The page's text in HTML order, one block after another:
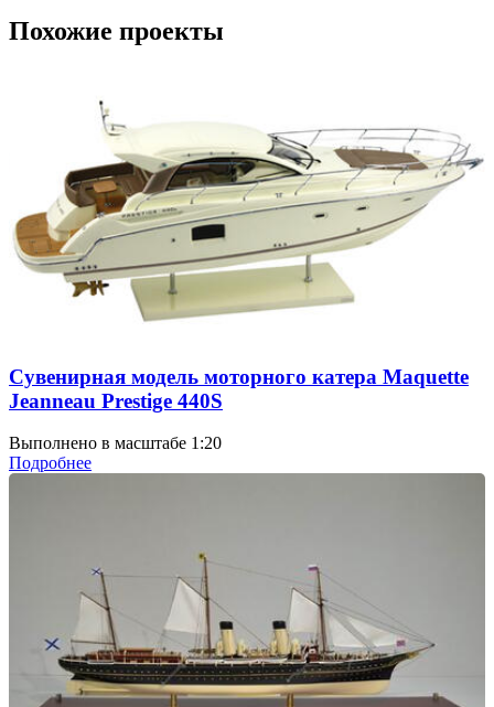
Похожие проекты
Сувенирная модель моторного катера Maquette
Jeanneau Prestige 440S
Выполнено в масштабе 1:20
Подробнее